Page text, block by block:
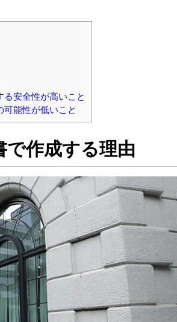
安全性が高いこと
能性が低いこと
で作成する理由